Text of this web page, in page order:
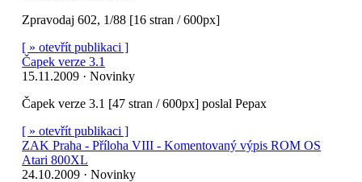
Zpravodaj 602, 1/88 [16 stran / 600px]
[ » otevřít publikaci ]
Čapek verze 3.1
15.11.2009 · Novinky
Čapek verze 3.1 [47 stran / 600px] poslal Pepax
[ » otevřít publikaci ]
ZAK Praha - Příloha VIII - Komentovaný výpis ROM OS
Atari 800XL
24.10.2009 · Novinky